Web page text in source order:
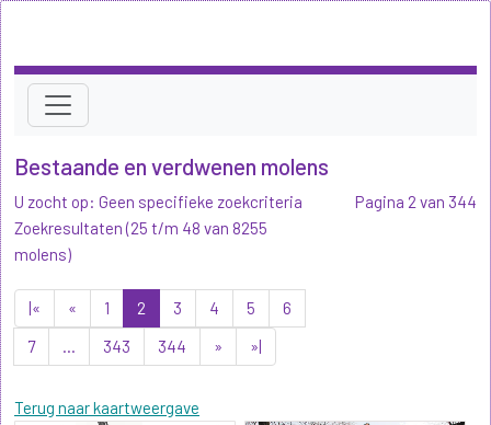
Bestaande en verdwenen molens
U zocht op: Geen specifieke zoekcriteria
Zoekresultaten (25 t/m 48 van 8255
molens)
|« « 1 2 3 4 5
6
7
... 343 344 » »|
Terug naar kaartweergave
Pagina 2 van 344